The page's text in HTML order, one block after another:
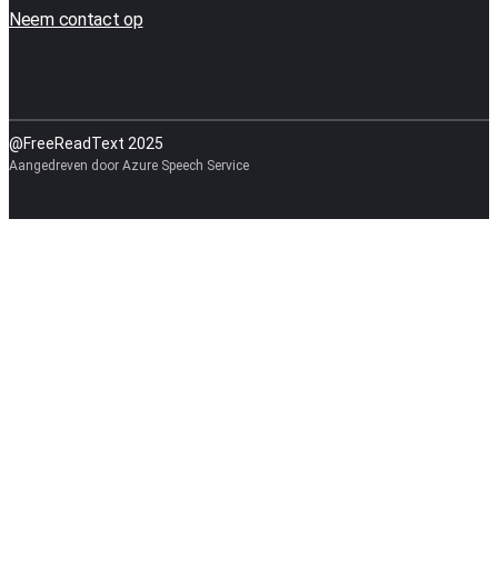
Neem contact op
@FreeReadText 2025
Aangedreven door Azure Speech Service